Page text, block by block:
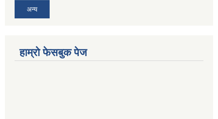
अन्य
हाम्राे फेसबुक पेज